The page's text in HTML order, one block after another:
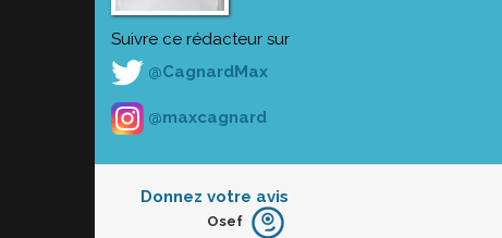
Suivre ce rédacteur sur
@CagnardMax
@maxcagnard
Donnez votre avis
Furieux
Osef